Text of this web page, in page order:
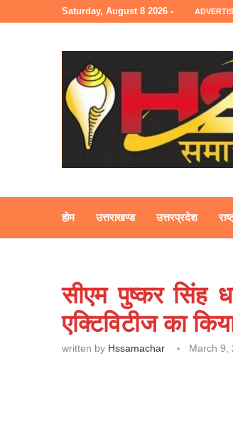
Saturday, August 8 2026 -
होम उत्तराखण्ड उत्तरप्रदेश
सीएम पुष्कर सिंह
एक्टिविटीज का
written by Hssamachar March 9,